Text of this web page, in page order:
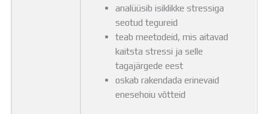
analüüsib isiklikke stressiga
seotud tegureid
teab meetodeid, mis aitavad
kaitsta stressi ja selle
tagajärgede eest
oskab rakendada erinevaid
enesehoiu võtteid